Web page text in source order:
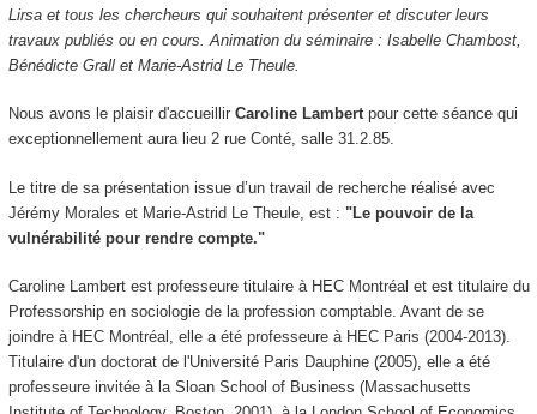
Lirsa et tous les chercheurs qui souhaitent présenter et discuter leurs
travaux publiés ou en cours. Animation du séminaire : Isabelle Chambost,
Bénédicte Grall et Marie-Astrid Le Theule.
Nous avons le plaisir d'accueillir Caroline Lambertpour cette séance qui
exceptionnellement aura lieu 2 rue Conté, salle 31.2.85.
Le titre de sa présentation issue d’un travail de recherche réalisé avec
Jérémy Morales et Marie-Astrid Le Theule, est : "Le pouvoir de la
vulnérabilité pour rendre compte."
Caroline Lambert est professeure titulaire à HEC Montréal et est titulaire du
Professorship en sociologie de la profession comptable. Avant de se
joindre à HEC Montréal, elle a été professeure à HEC Paris (2004-2013).
Titulaire d'un doctorat de l'Université Paris Dauphine (2005), elle a été
professeure invitée à la Sloan School of Business (Massachusetts